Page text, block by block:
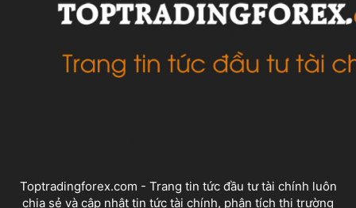
Toptradingforex.com - Trang tin tức đầu tư tài chính luôn
chia sẻ và cập nhật tin tức tài chính, phân tích thị trường